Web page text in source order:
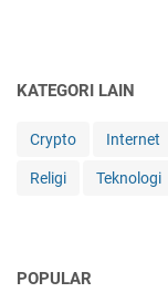
KATEGORI LAIN
Crypto Internet
Religi Teknologi
POPULAR